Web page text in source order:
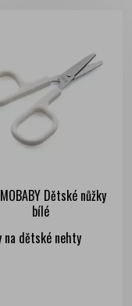
Dětské nůžky
bílé
na dětské nehty